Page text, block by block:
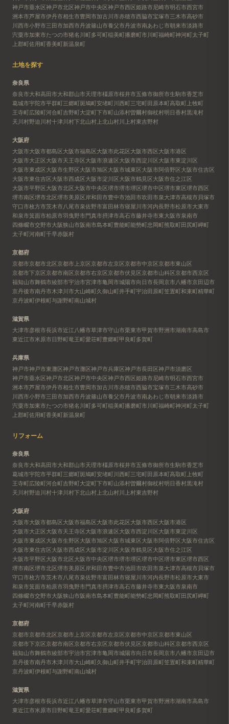
神戸市垂水区神戸市北区神戸市中央区神戸市西区姫路市尼崎市明石市西宮市
洲本市芦屋市伊丹市相生市豊岡市加古川市赤穂市西脇市宝塚市三木市高砂市
川西市小野市三田市加西市丹波篠山市養父市丹波市南あわじ市朝来市淡路市
宍粟市加東市たつの市猪名川町多可町稲美町播磨町市川町福崎町神河町太子町
上郡町佐用町香美町新温泉町
土地を探す
奈良県
奈良市大和高田市大和郡山市天理市橿原市桜井市五條市御所市生駒市香芝市
葛城市宇陀市平群町三郷町斑鳩町安堵町川西町三宅町田原本町高取町 上牧町
王寺町広陵町河合町吉野町大淀町下市町山添村曽爾村御杖村明日香村黒滝村
天川村野迫川村十津川村下北山村 上北山村川上村東吉野村
大阪府
大阪市大阪市都島区大阪市福島区大阪市此花区大阪市西区大阪市港区
大阪市大正区大阪市天王寺区大阪市浪速区大阪市西淀川区大阪市東淀川区
大阪市東成区大阪市生野区大阪市旭区大阪市城東区大阪市阿倍野区大阪市住吉区
大阪市東住吉区大阪市西成区大阪市淀川区大阪市鶴見区大阪市住之江区
大阪市平野区大阪市北区大阪市中央区堺市堺市堺区堺市中区堺市東区堺市西区
堺市南区堺市北区堺市美原区岸和田市豊中市池田市吹田市泉大津市高槻市 貝塚市
守口市枚方市茨木市八尾市泉佐野市富田林市寝屋川市河内長野市松原市大東市
和泉市箕面市柏原市羽曳野市門真市摂津市高石市藤井寺市東大阪市泉南市
四條畷市交野市大阪狭山市阪南市島本町豊能町能勢町忠岡町熊取町田尻町岬町
太子町河南町千早赤阪村
京都府
京都市京都市北区京都市上京区京都市左京区京都市中京区京都市東山区
京都市下京区京都市南区京都市右京区京都市伏見区京都市山科区京都市西京区
福知山市舞鶴市綾部市宇治市宮津市亀岡市城陽市向日市長岡京市八幡市京田辺市
京丹後市南丹市木津川市大山崎町久御山町井手町宇治田原町笠置町和束町精華町
京丹波町伊根町与謝野町南山城村
滋賀県
大津市彦根市長浜市近江八幡市草津市守山市栗東市甲賀市野洲市湖南市高島市
東近江市米原市日野町竜王町愛荘町豊郷町甲良町多賀町
兵庫県
神戸市神戸市東灘区神戸市灘区神戸市兵庫区神戸市長田区神戸市須磨区
神戸市垂水区神戸市北区神戸市中央区神戸市西区姫路市尼崎市明石市西宮市
洲本市芦屋市伊丹市相生市豊岡市加古川市赤穂市西脇市宝塚市三木市高砂市
川西市小野市三田市加西市丹波篠山市養父市丹波市南あわじ市朝来市淡路市
宍粟市加東市たつの市猪名川町多可町稲美町播磨町市川町福崎町神河町太子町
上郡町佐用町香美町新温泉町
リフォーム
奈良県
奈良市大和高田市大和郡山市天理市橿原市桜井市五條市御所市生駒市香芝市
葛城市宇陀市平群町三郷町斑鳩町安堵町川西町三宅町田原本町高取町 上牧町
王寺町広陵町河合町吉野町大淀町下市町山添村曽爾村御杖村明日香村黒滝村
天川村野迫川村十津川村下北山村 上北山村川上村東吉野村
大阪府
大阪市大阪市都島区大阪市福島区大阪市此花区大阪市西区大阪市港区
大阪市大正区大阪市天王寺区大阪市浪速区大阪市西淀川区大阪市東淀川区
大阪市東成区大阪市生野区大阪市旭区大阪市城東区大阪市阿倍野区大阪市住吉区
大阪市東住吉区大阪市西成区大阪市淀川区大阪市鶴見区大阪市住之江区
大阪市平野区大阪市北区大阪市中央区堺市堺市堺区堺市中区堺市東区堺市西区
堺市南区堺市北区堺市美原区岸和田市豊中市池田市吹田市泉大津市高槻市 貝塚市
守口市枚方市茨木市八尾市泉佐野市富田林市寝屋川市河内長野市松原市大東市
和泉市箕面市柏原市羽曳野市門真市摂津市高石市藤井寺市東大阪市泉南市
四條畷市交野市大阪狭山市阪南市島本町豊能町能勢町忠岡町熊取町田尻町岬町
太子町河南町千早赤阪村
京都府
京都市京都市北区京都市上京区京都市左京区京都市中京区京都市東山区
京都市下京区京都市南区京都市右京区京都市伏見区京都市山科区京都市西京区
福知山市舞鶴市綾部市宇治市宮津市亀岡市城陽市向日市長岡京市八幡市京田辺市
京丹後市南丹市木津川市大山崎町久御山町井手町宇治田原町笠置町和束町精華町
京丹波町伊根町与謝野町南山城村
滋賀県
大津市彦根市長浜市近江八幡市草津市守山市栗東市甲賀市野洲市湖南市高島市
東近江市米原市日野町竜王町愛荘町豊郷町甲良町多賀町